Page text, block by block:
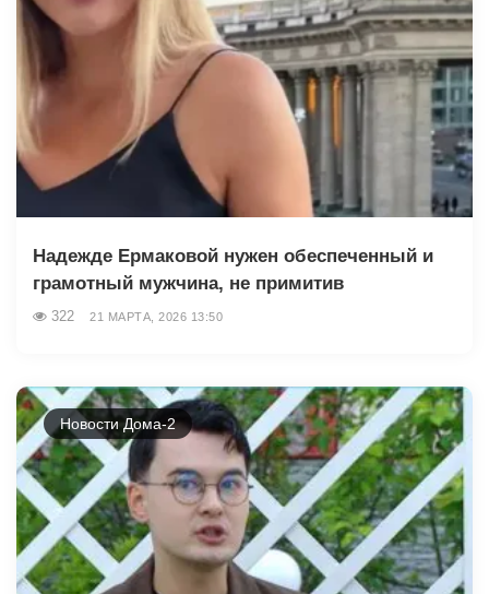
Надежде Ермаковой нужен обеспеченный и
грамотный мужчина, не примитив
322 21 МАРТА, 2026 13:50
Новости Дома-2